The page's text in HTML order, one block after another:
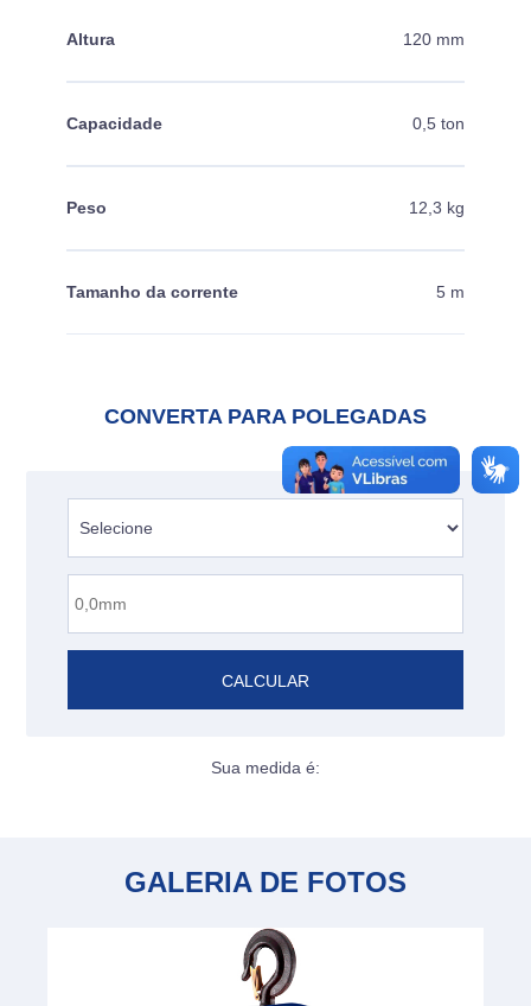
Altura 120 mm
Capacidade 0,5 ton
Peso 12,3 kg
Tamanho da corrente 5 m
CONVERTA PARA POLEGADAS
CALCULAR
Sua medida é:
GALERIA DE FOTOS